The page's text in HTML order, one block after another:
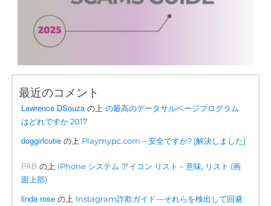
最近のコメント
Lawrence DSouza の上の最高のデータサルベージプログラム
はどれですか 2017
doggirlcutie の上 Playmypc.com – 安全ですか? [解決しました]
PAB の上 iPhone システム アイコン リスト – 意味, リスト (画
面上部)
linda rose の上 Instagram詐欺ガイド—それらを検出して回避